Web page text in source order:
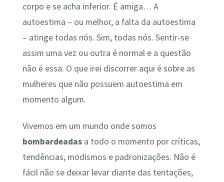
corpo e se acha inferior. É amiga… A
autoestima – ou melhor, a falta da autoestima
– atinge todas nós. Sim, todas nós. Sentir-se
assim uma vez ou outra é normal e a questão
não é essa. O que irei discorrer aqui é sobre as
mulheres que não possuem autoestima em
momento algum.
Vivemos em um mundo onde somos
bombardeadasa todo o momento por críticas,
tendências, modismos e padronizações. Não é
fácil não se deixar levar diante das tentações,